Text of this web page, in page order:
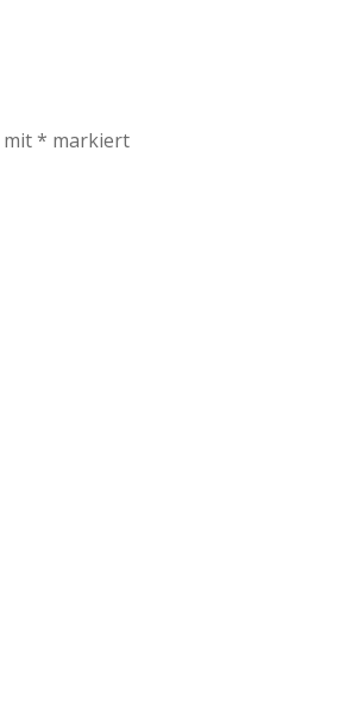
mit* markiert